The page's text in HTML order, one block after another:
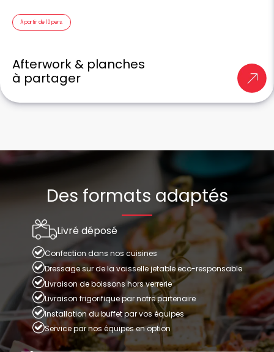
À partir de 10 pers.
Afterwork & planches
à partager
Des formats adaptés
Livré déposé
Confection dans nos cuisines
Dressage sur de la vaisselle jetable eco-responsable
Livraison de boissons hors verrerie
Livraison frigorifique par notre partenaire
Installation du buffet par vos équipes
Service par nos équipes en option